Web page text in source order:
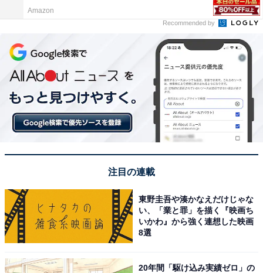
【今日チェックしたい】コムテックの人気商品5選
コムテック「ZDR-880M」
コムテック（COMTEC） ミラー型ドライブレコーダー
ZDR-880M 前後2カメラ PureCel Plus技術搭載高感度セ
ンサー採用 前後200万画素 FullHD GPS搭載
64GBmicroSDカード付属 後側方接近お知らせ機能 駐車
監視機能 高速起動 3年保証
Amazon
Recommended by
注目の連載
東野圭吾や湊かなえだけじゃな
い、「業と罪」を描く『映画ち
いかわ』から強く連想した映画
8選
20年間「駆け込み実績ゼロ」の